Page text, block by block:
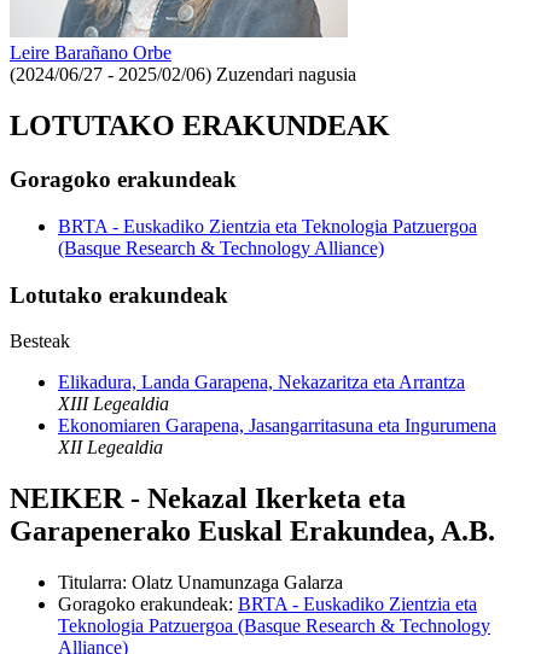
Leire Barañano Orbe
(2024/06/27 - 2025/02/06) Zuzendari nagusia
LOTUTAKO ERAKUNDEAK
Goragoko erakundeak
BRTA - Euskadiko Zientzia eta Teknologia Patzuergoa
(Basque Research & Technology Alliance)
Lotutako erakundeak
Besteak
Elikadura, Landa Garapena, Nekazaritza eta Arrantza
XIII Legealdia
Ekonomiaren Garapena, Jasangarritasuna eta Ingurumena
XII Legealdia
NEIKER - Nekazal Ikerketa eta
Garapenerako Euskal Erakundea, A.B.
Titularra: Olatz Unamunzaga Galarza
Goragoko erakundeak: BRTA - Euskadiko Zientzia eta
Teknologia Patzuergoa (Basque Research & Technology
Alliance)